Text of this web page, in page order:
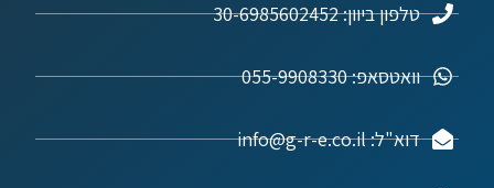
טלפון ביוון: 30-6985602452
וואטסאפ: 055-9908330
דוא"ל: info@g-r-e.co.il